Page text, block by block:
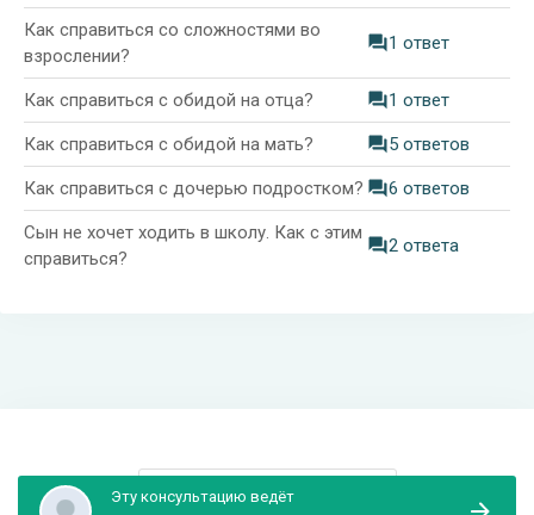
справиться?
Как справиться со сложностями во
взрослении?
1 ответ
Как справиться с обидой на отца? 1 ответ
Как справиться с обидой на мать? 5 ответов
Как справиться с дочерью подростком? 6 ответов
Сын не хочет ходить в школу. Как с этим
справиться?
2 ответа
Эту консультацию ведёт